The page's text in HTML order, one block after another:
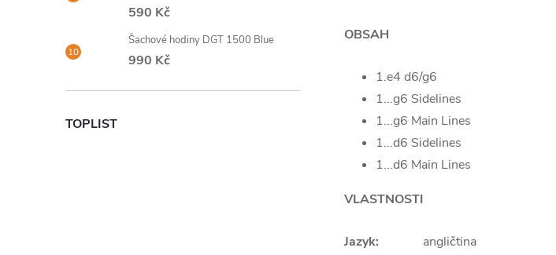
590 Kč
Šachové hodiny DGT 1500 Blue
990 Kč
TOPLIST
OBSAH
1.e4 d6/g6
1...g6 Sidelines
1...g6 Main Lines
1...d6 Sidelines
1...d6 Main Lines
VLASTNOSTI
Jazyk:
angličtina